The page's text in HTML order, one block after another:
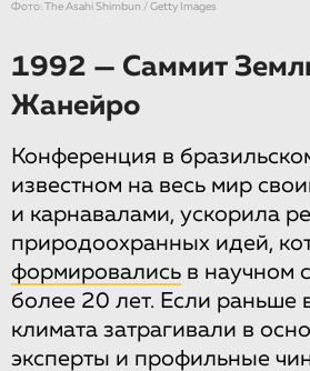
Фото: The Asahi Shimbun / Getty Images
1992 — Саммит
Жанейро
Конференция в
известном на весь мир
и карнавалами, ускорила
природоохранных идей,
формировались в научном
более 20 лет. Если раньше
климата затрагивали в
эксперты и профильные